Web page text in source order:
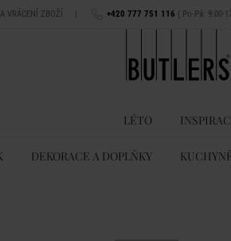
VRÁCENÍ ZBOŽÍ | +420 777 751 116 ( Po-Pá: 9:00-
LÉTO
DEKORACE A DOPLŇKY